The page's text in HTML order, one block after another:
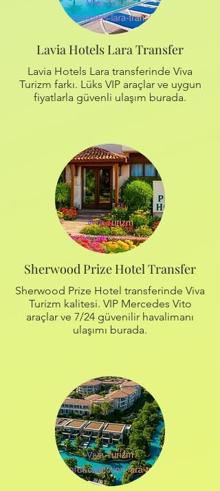
Lavia Hotels Lara Transfer
Lavia Hotels Lara transferinde Viva
Turizm farkı. Lüks VIP araçlar ve uygun
fiyatlarla güvenli ulaşım burada.
Sherwood Prize Hotel Transfer
Sherwood Prize Hotel transferinde Viva
Turizm kalitesi. VIP Mercedes Vito
araçlar ve 7/24 güvenilir havalimanı
ulaşımı burada.